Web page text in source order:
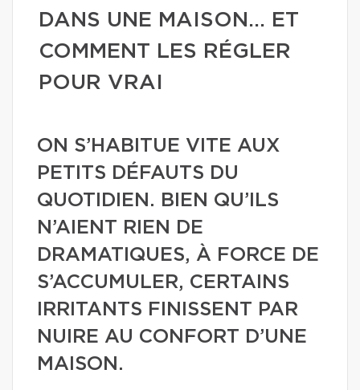
DANS UNE MAISON… ET
COMMENT LES RÉGLER
POUR VRAI
ON S’HABITUE VITE AUX
PETITS DÉFAUTS DU
QUOTIDIEN. BIEN QU’ILS
N’AIENT RIEN DE
DRAMATIQUES, À FORCE DE
S’ACCUMULER, CERTAINS
IRRITANTS FINISSENT PAR
NUIRE AU CONFORT D’UNE
MAISON.